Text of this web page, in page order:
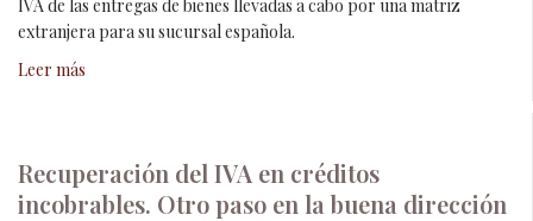
IVA de las entregas de bienes llevadas a cabo por una matriz
extranjera para su sucursal española.
Leer más
Recuperación del IVA en créditos
incobrables. Otro paso en la buena dirección